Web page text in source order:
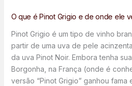
O que é Pinot Grigio e de onde ele
Pinot Grigio é um tipo de vinho
partir de uma uva de pele
da uva Pinot Noir. Embora tenha
Borgonha, na França (onde é
versão “Pinot Grigio” ganhou